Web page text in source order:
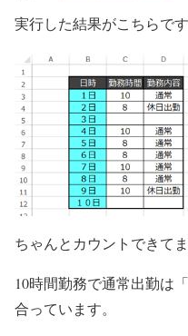
実行した結果がこちらです
ちゃんとカウントできてま
10時間勤務で通常出勤は
合っています。